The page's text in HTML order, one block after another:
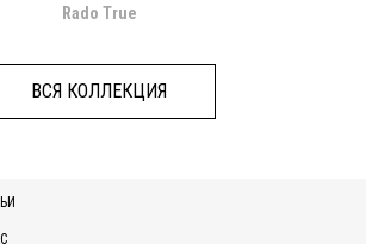
Rado True
ВСЯ КОЛЛЕКЦИЯ